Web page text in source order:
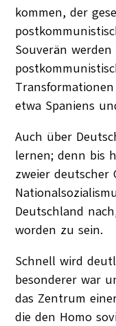
kommen, der
Souverän
etwa Spaniens
Auch über
lernen; denn bis
zweier deutscher
Deutschland
worden zu sein.
Schnell wird
besonderer war
das Zentrum
die den Homo